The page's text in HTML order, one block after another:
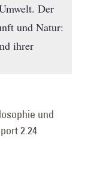
Der
und Natur:
ihrer
und
2.24